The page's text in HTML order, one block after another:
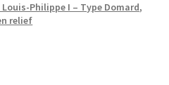
Philippe I – Type Domard,
relief